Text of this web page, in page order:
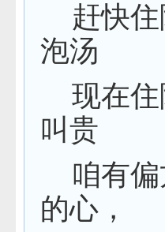
赶快
泡汤
现在
叫贵
咱有
的心，